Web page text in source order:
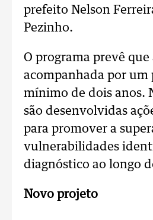
prefeito Nelson
Pezinho.
O programa prevê
acompanhada por um
mínimo de dois anos.
são desenvolvidas
para promover a
vulnerabilidades
diagnóstico ao longo
Novo projeto